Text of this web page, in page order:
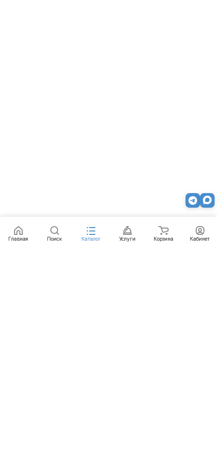
Главная Поиск Каталог Услуги Корзина Кабинет